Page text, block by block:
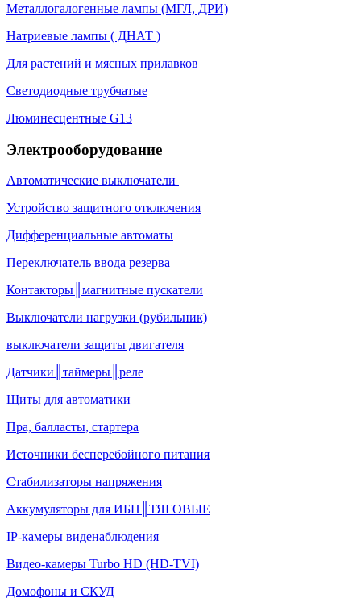
Металлогалогенные лампы (МГЛ, ДРИ)
Натриевые лампы ( ДНАТ )
Для растений и мясных прилавков
Светодиодные трубчатые
Люминесцентные G13
Электрооборудование
Автоматические выключатели
Устройство защитного отключения
Дифференциальные автоматы
Переключатель ввода резерва
Контакторы║магнитные пускатели
Выключатели нагрузки (рубильник)
выключатели защиты двигателя
Датчики║таймеры║реле
Щиты для автоматики
Пра, балласты, стартера
Источники бесперебойного питания
Стабилизаторы напряжения
Аккумуляторы для ИБП║ТЯГОВЫЕ
IP-камеры виденаблюдения
Видео-камеры Turbo HD (HD-TVI)
Домофоны и СКУД